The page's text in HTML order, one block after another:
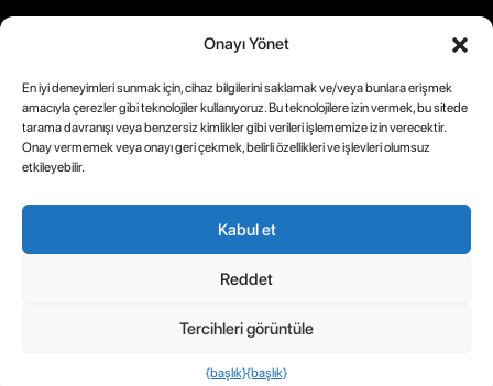
Onayı Yönet
En iyi deneyimleri sunmak için, cihaz bilgilerini saklamak ve/veya bunlara erişmek
amacıyla çerezler gibi teknolojiler kullanıyoruz. Bu teknolojilere izin vermek, bu sitede
tarama davranışı veya benzersiz kimlikler gibi verileri işlememize izin verecektir.
Onay vermemek veya onayı geri çekmek, belirli özellikleri ve işlevleri olumsuz
etkileyebilir.
Kabul et
Reddet
Tercihleri görüntüle
{başlık}{başlık}
Elektrikli Araç Şarj Cihazları
Bizi takip edin:
Telif Hakkı 2025 ® RECOM-TECH
Çerez
Politikası